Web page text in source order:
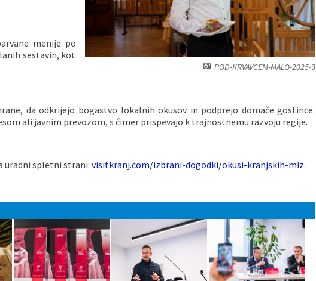
POD-KRVAVCEM-MALO-2025-3
menije po
sestavin, kot
da odkrijejo bogastvo lokalnih okusov in podprejo domače gostince.
ali javnim prevozom, s čimer prispevajo k trajnostnemu razvoju regije.
uradni spletni strani: visitkranj.com/izbrani-dogodki/okusi-kranjskih-miz.